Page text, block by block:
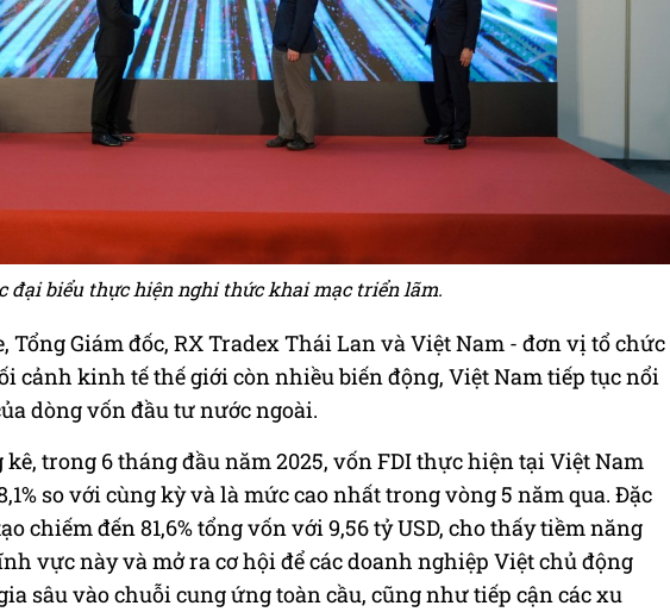
đại biểu thực hiện nghi thức khai mạc triển lãm.
Tổng Giám đốc, RX Tradex Thái Lan và Việt Nam - đơn vị tổ chức
cảnh kinh tế thế giới còn nhiều biến động, Việt Nam tiếp tục nổi
dòng vốn đầu tư nước ngoài.
kê, trong 6 tháng đầu năm 2025, vốn FDI thực hiện tại Việt Nam
so với cùng kỳ và là mức cao nhất trong vòng 5 năm qua. Đặc
chiếm đến 81,6% tổng vốn với 9,56 tỷ USD, cho thấy tiềm năng
vực này và mở ra cơ hội để các doanh nghiệp Việt chủ động
sâu vào chuỗi cung ứng toàn cầu, cũng như tiếp cận các xu